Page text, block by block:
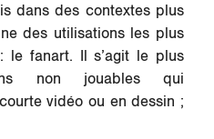
dans des contextes plus
des utilisations les plus
le fanart. Il s’agit le plus
non jouables qui
vidéo ou en dessin ;